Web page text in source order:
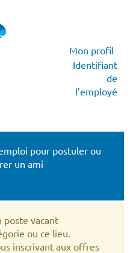
Mon profil
Identifiant
de
l’employé
pour postuler ou
un ami
poste vacant
ou ce lieu.
inscrivant aux offres